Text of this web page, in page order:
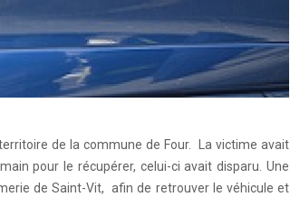
de la commune de Four. La victime avait
pour le récupérer, celui-ci avait disparu. Une
de Saint-Vit, afin de retrouver le véhicule et